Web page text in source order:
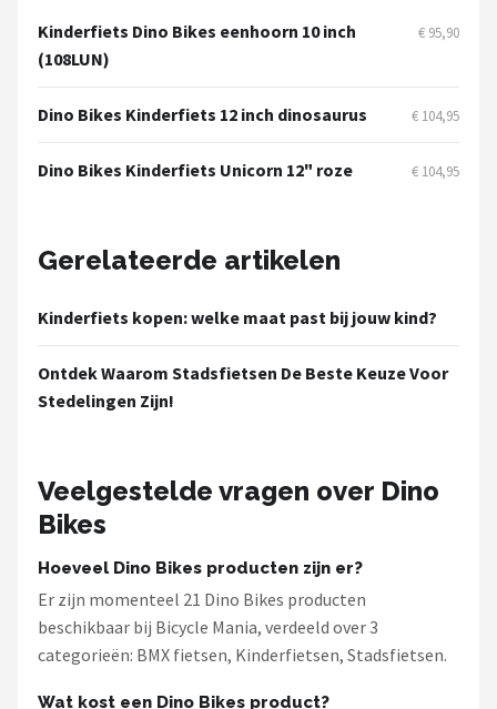
Cortina
Alle merken →
Kinderfiets Dino Bikes eenhoorn 10 inch
(108LUN)
€ 95,90
Dino Bikes Kinderfiets 12 inch dinosaurus € 104,95
Dino Bikes Kinderfiets Unicorn 12" roze € 104,95
Gerelateerde artikelen
Kinderfiets kopen: welke maat past bij jouw kind?
Ontdek Waarom Stadsfietsen De Beste Keuze Voor
Stedelingen Zijn!
Veelgestelde vragen over Dino
Bikes
Hoeveel Dino Bikes producten zijn er?
Er zijn momenteel 21 Dino Bikes producten
beschikbaar bij Bicycle Mania, verdeeld over 3
categorieën: BMX fietsen, Kinderfietsen, Stadsfietsen.
Wat kost een Dino Bikes product?